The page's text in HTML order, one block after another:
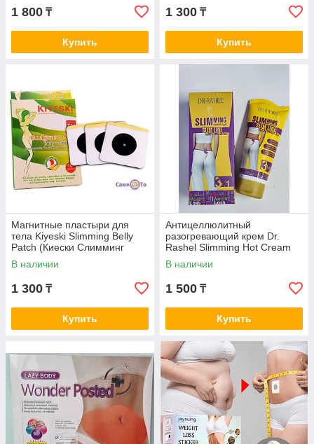
1 800 ₸
Купить
1 300 ₸
Купить
Магнитные пластыри для
тела Kiyeski Slimming Belly
Patch (Киески Слимминг
Боди) (10 шт.)
В наличии
1 300 ₸
Купить
Антицеллюлитный
разогревающий крем Dr.
Rashel Slimming Hot Cream
(Перец и семя льна), 150 г
В наличии
1 500 ₸
Купить